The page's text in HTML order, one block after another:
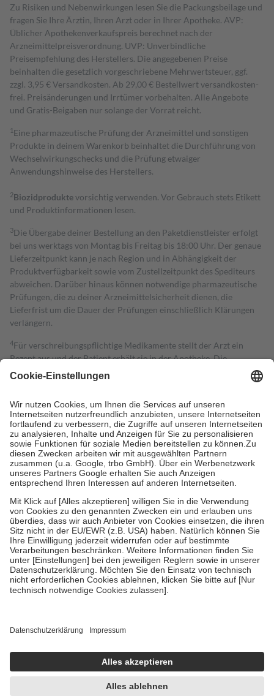
Zu Risiken und Nebenwirkungen lesen Sie die Packungsbeilage und
fragen Sie Ihre Ärztin, Ihren Arzt oder in Ihrer Apotheke. AVP:
Üblicher Apothekenverkaufspreis berechnet nach der
Arzneimittelpreisverordnung. UVP: Unverbindliche
Preisempfehlung des Herstellers. Die angegebenen Preise
beinhalten die gesetzlich vorgeschriebene Mehrwertsteuer, ggf.
zzgl. 3,95 € Versandkosten. Ab 29,00 € Bestell­wert versand­kosten­
frei. Preisänderungen und Irrtümer vorbehalten. Alle Angebote
und Gratis-Beigaben nur solange der Vorrat reicht.
1 Eine pharmazeutische Prüfung der Arzneimittel und sonstigen
Produkte in deinem Warenkorb beinhaltet die Durchführung von
Wechselwirkungschecks und die Prüfung etwaiger
Anwendungshinweise des Herstellers.
2Biozidproduktevorsichtig verwenden. Vor Gebrauch stets Etikett
und Produktinformationen lesen.
3Die Übergabe deiner Bestellung an den Paketdienstleister erfolgt
bei uns werktags von Montag bis Freitag bis 18:00 Uhr. Der genaue
Lieferzeitpunkt kann je nach Region und in Abhängigkeit der
Produktverfügbarkeit sowie vom Zustellzeitpunkt des Spediteurs
abweichen. Darüber hinaus können notwendige pharmazeutische
Prüfungen, die zu deiner Arzneimittelsicherheit dienen, die
Lieferfrist um die Dauer der Prüfungen einschließlich Klärungen
verlängern.
4Für verschreibungspflichtige Medikamente stellt der Arzt ein
Rezept aus und der Patient erhält sie in der Apotheke. Die
gesetzliche Krankenversicherung übernimmt in der Regel die
Kosten dafür, der Versicherte trägt einen Teil davon als Zuzahlung
Grundsätzlich leisten Mitglieder Zuzahlungen in Höhe von zehn
Prozent des Abgabepreises,mindestens jedochfünf Euround
höchstens zehn Euro.Es sind jedoch nie mehr als die tatsächlichen
Kosten der Leistung zu entrichten.
Diese Regeln gelten grundsätzlich auch für Online-Apotheken.
Bei Heilmitteln und häuslicher Krankenpflege beträgt die
Zuzahlung zehn Prozent der Kosten sowie zehn Euro je
Verordnung.
Um das Engagement der Versicherten für ihre eigene Gesundheit zu
stärken und die besondere Stellung der Familie zu unterstützen,
fallenkeine Zuzahlungenan bei:
• Kindern und Jugendlichen bis zum vollendeten 18. Lebensjahr
mit Ausnahme der Fahrkosten
• Untersuchungen zur Vorsorge und Früherkennung, die von der
GKV getragen werden
Einholung von Bewertungen. Trusted Shops hat Maßnahmen
getroffen, um sicherzustellen, dass es sich um echte Bewertungen
handelt. Mehr Informationen findest du hier:
https://help.etrusted.com/hc/de/articles/4419944605341